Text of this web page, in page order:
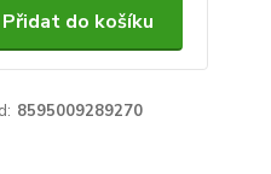
Přidat do košíku
8595009289270